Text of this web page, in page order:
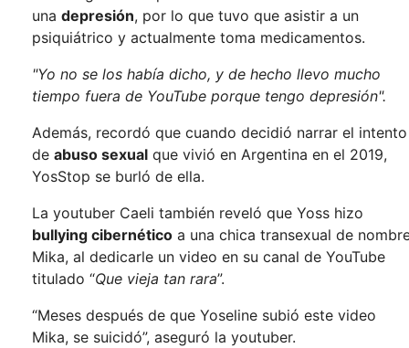
una depresión, por lo que tuvo que asistir a un
psiquiátrico y actualmente toma medicamentos.
"Yo no se los había dicho, y de hecho llevo mucho
tiempo fuera de YouTube porque tengo depresión".
Además, recordó que cuando decidió narrar el intento
de abuso sexual que vivió en Argentina en el 2019,
YosStop se burló de ella.
La youtuber Caeli también reveló que Yoss hizo
bullying cibernético a una chica transexual de
Mika, al dedicarle un video en su canal de YouTube
titulado “Que vieja tan rara”.
“Meses después de que Yoseline subió este video
Mika, se suicidó”, aseguró la youtuber.